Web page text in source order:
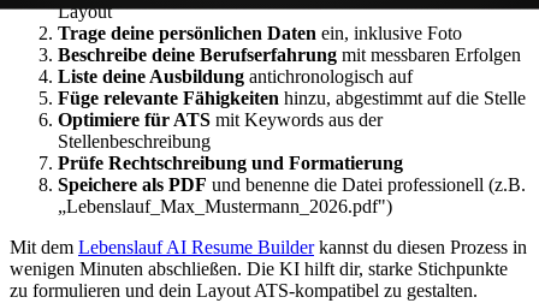
Layout
Trage deine persönlichen Daten ein, inklusive Foto
Beschreibe deine Berufserfahrung mit messbaren Erfolgen
Liste deine Ausbildung antichronologisch auf
Füge relevante Fähigkeiten hinzu, abgestimmt auf die Stelle
Optimiere für ATS mit Keywords aus der
Stellenbeschreibung
Prüfe Rechtschreibung und Formatierung
Speichere als PDF und benenne die Datei professionell (z.B.
„Lebenslauf_Max_Mustermann_2026.pdf")
Mit dem Lebenslauf AI Resume Builderkannst du diesen Prozess in
wenigen Minuten abschließen. Die KI hilft dir, starke Stichpunkte
zu formulieren und dein Layout ATS-kompatibel zu gestalten.